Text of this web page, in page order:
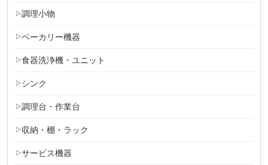
調理小物
ベーカリー機器
食器洗浄機・ユニット
シンク
調理台・作業台
収納・棚・ラック
サービス機器